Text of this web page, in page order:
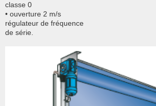
classe 0
• ouverture 2 m/s
régulateur de fréquence
de série.